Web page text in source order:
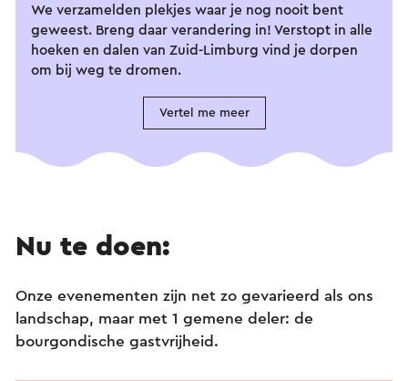
We verzamelden plekjes waar je nog nooit bent
geweest. Breng daar verandering in! Verstopt in alle
hoeken en dalen van Zuid-Limburg vind je dorpen
om bij weg te dromen.
Vertel me meer
Nu te doen:
Onze evenementen zijn net zo gevarieerd als ons
landschap, maar met 1 gemene deler: de
bourgondische gastvrijheid.